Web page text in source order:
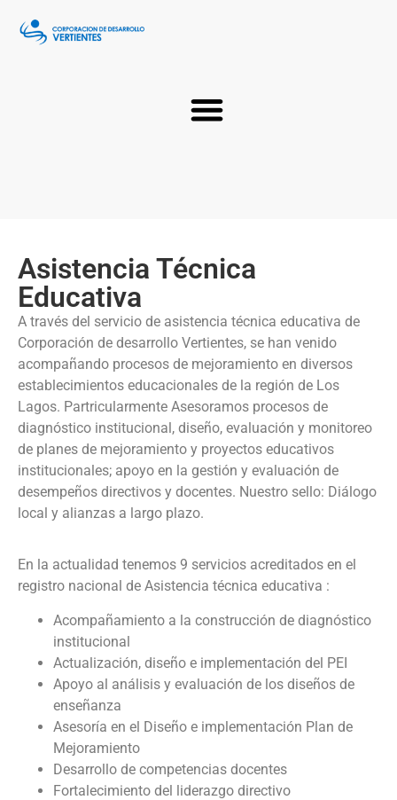
Asistencia Técnica
Educativa
A través del servicio de asistencia técnica educativa de
Corporación de desarrollo Vertientes, se han venido
acompañando procesos de mejoramiento en diversos
establecimientos educacionales de la región de Los
Lagos. Partricularmente Asesoramos procesos de
diagnóstico institucional, diseño, evaluación y monitoreo
de planes de mejoramiento y proyectos educativos
institucionales; apoyo en la gestión y evaluación de
desempeños directivos y docentes. Nuestro sello: Diálogo
local y alianzas a largo plazo.
En la actualidad tenemos 9 servicios acreditados en el
registro nacional de Asistencia técnica educativa :
Acompañamiento a la construcción de diagnóstico
institucional
Actualización, diseño e implementación del PEI
Apoyo al análisis y evaluación de los diseños de
enseñanza
Asesoría en el Diseño e implementación Plan de
Mejoramiento
Desarrollo de competencias docentes
Fortalecimiento del liderazgo directivo